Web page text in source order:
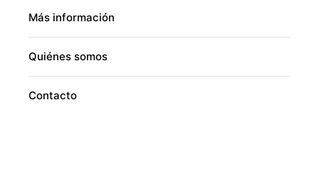
Más información
Quiénes somos
Contacto